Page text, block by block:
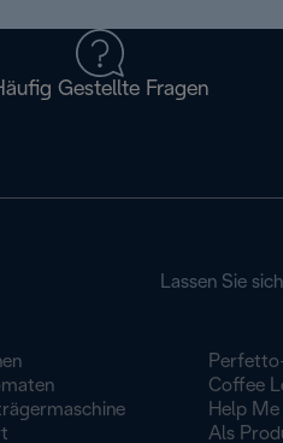
Gestellte Fragen
Lassen Sie
Coffee
Help
Als